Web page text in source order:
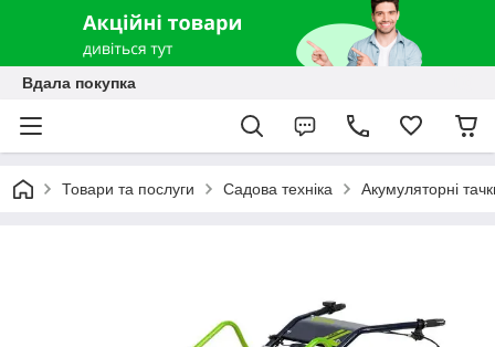
Вдала покупка
Товари та послуги Садова техніка Акумуляторні